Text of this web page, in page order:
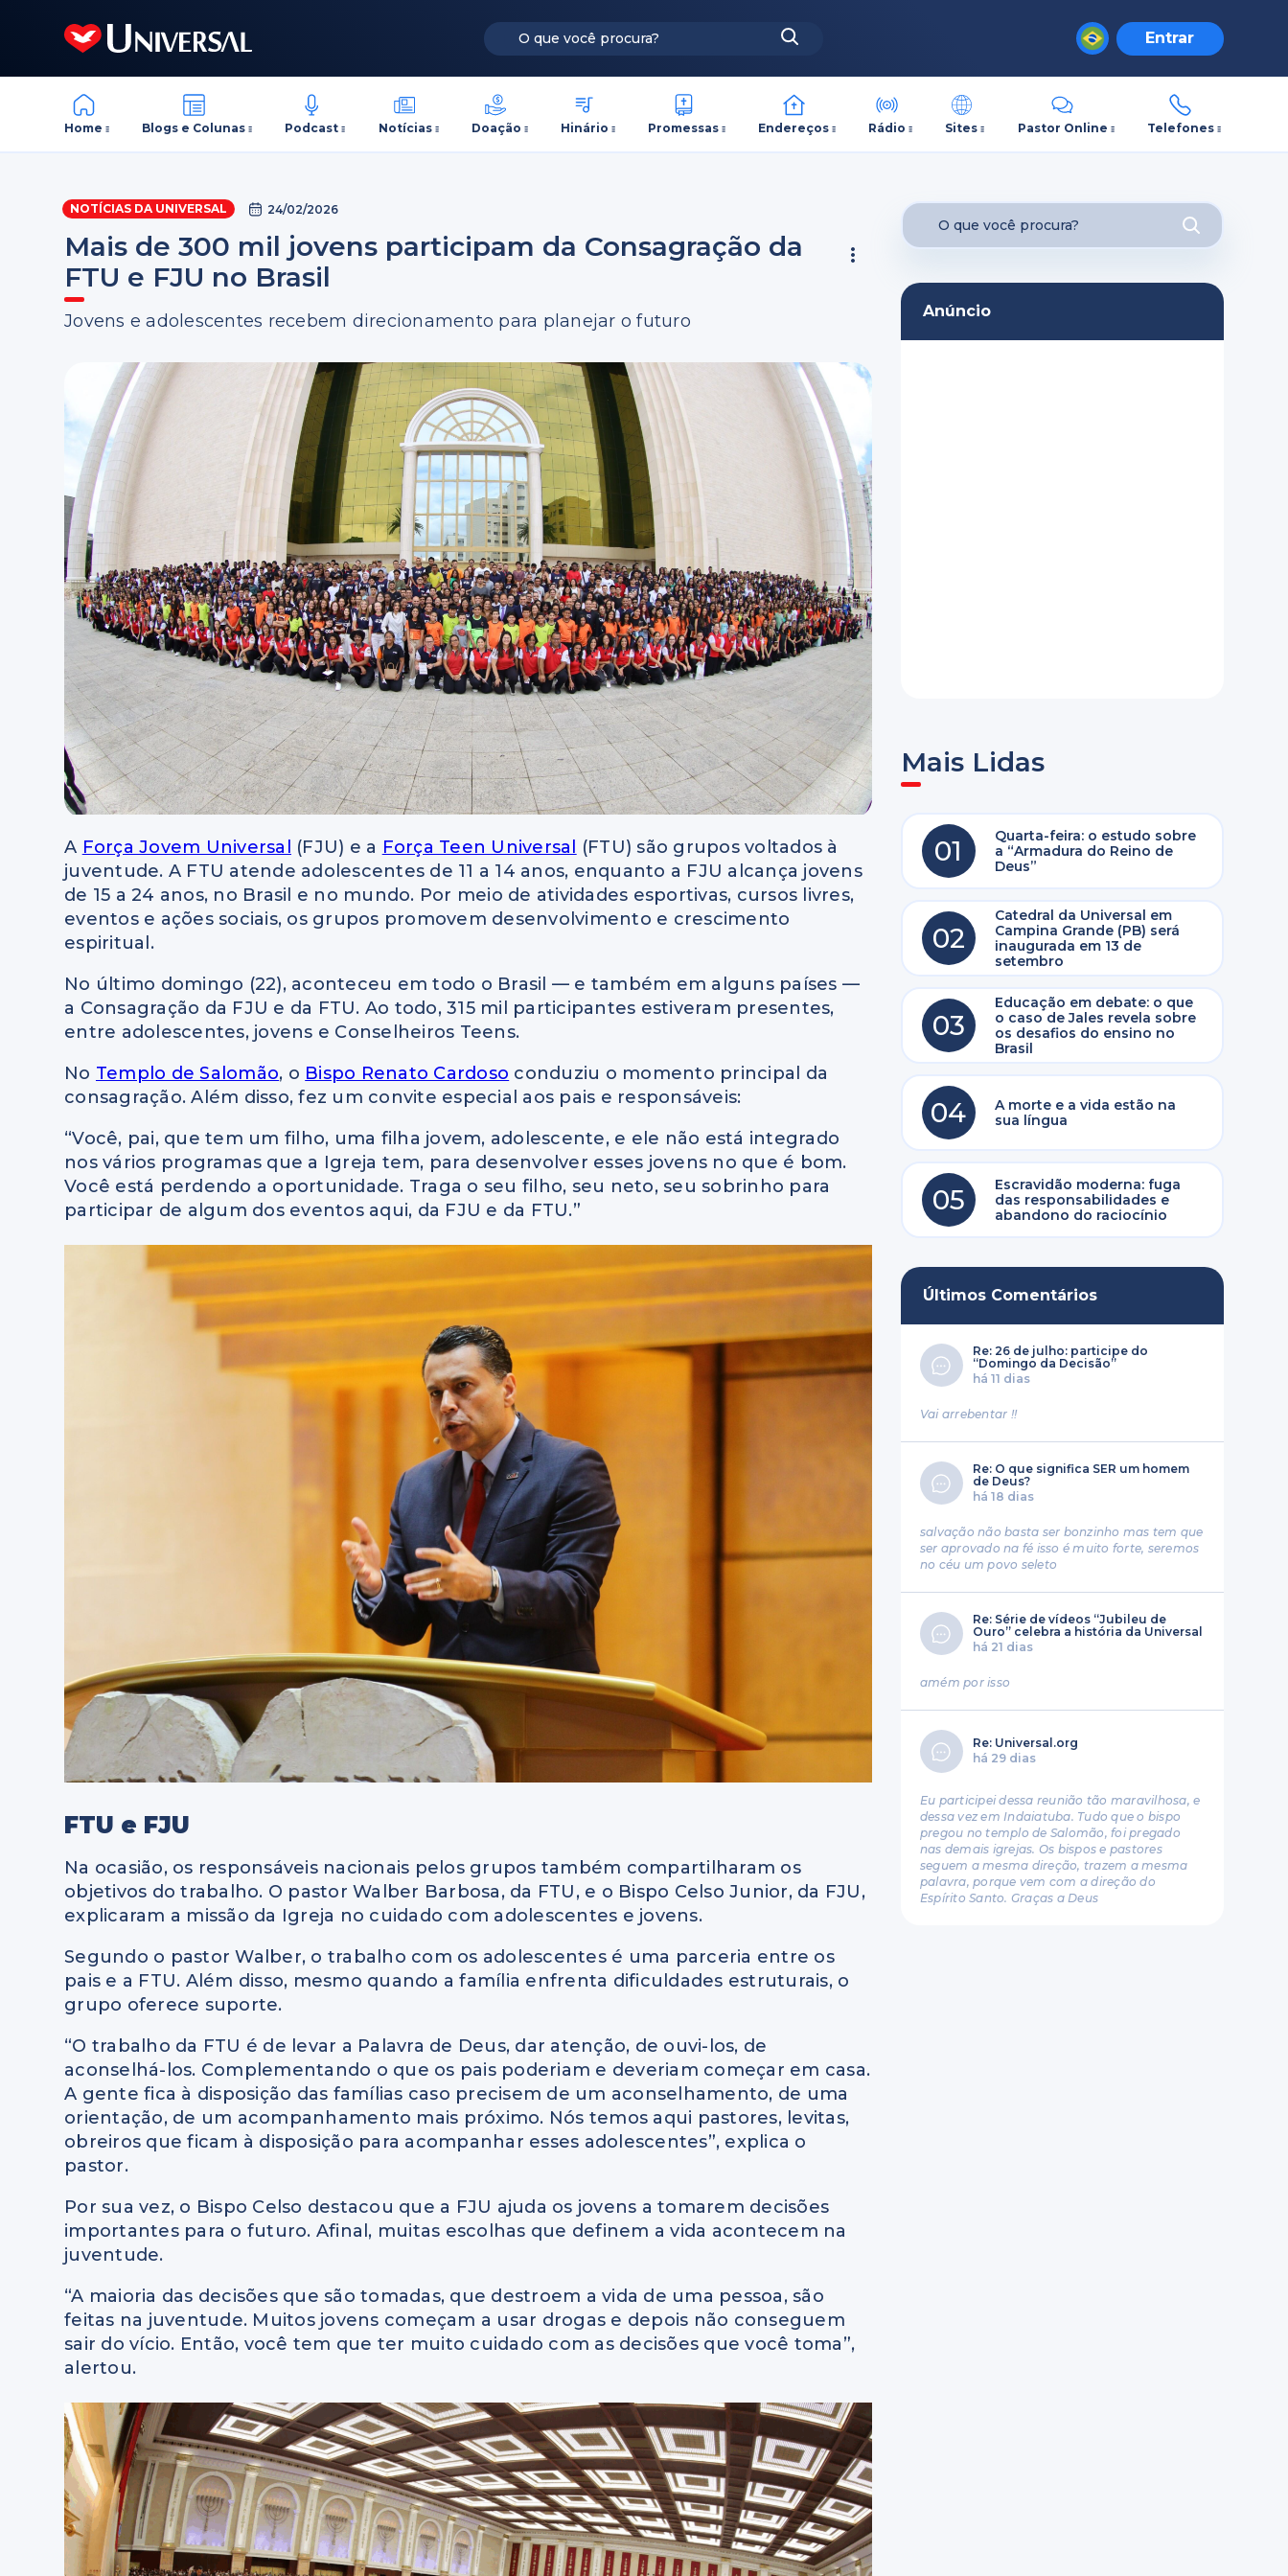
Entrar
Home Blogs e Colunas Podcast Notícias Doação Hinário Promessas Endereços Rádio Sites Pastor Online Telefones
NOTÍCIAS DA UNIVERSAL 24/02/2026
Mais de 300 mil jovens participam da Consagração da
FTU e FJU no Brasil
Jovens e adolescentes recebem direcionamento para planejar o futuro
A Força Jovem Universal (FJU) e a Força Teen Universal
(FTU) são grupos voltados à
juventude. A FTU atende adolescentes de 11 a 14 anos, enquanto a FJU alcança jovens
de 15 a 24 anos, no Brasil e no mundo. Por meio de atividades esportivas, cursos livres,
eventos e ações sociais, os grupos promovem desenvolvimento e crescimento
espiritual.
No último domingo (22), aconteceu em todo o Brasil — e também em alguns países —
a Consagração da FJU e da FTU. Ao todo, 315 mil participantes estiveram presentes,
entre adolescentes, jovens e Conselheiros Teens.
No Templo de Salomão, o Bispo Renato Cardoso conduziu o momento principal da
consagração. Além disso, fez um convite especial aos pais e responsáveis:
“Você, pai, que tem um filho, uma filha jovem, adolescente, e ele não está integrado
nos vários programas que a Igreja tem, para desenvolver esses jovens no que é bom.
Você está perdendo a oportunidade. Traga o seu filho, seu neto, seu sobrinho para
participar de algum dos eventos aqui, da FJU e da FTU.”
FTU e FJU
Na ocasião, os responsáveis nacionais pelos grupos também compartilharam os
objetivos do trabalho. O pastor Walber Barbosa, da FTU, e o Bispo Celso Junior, da FJU,
explicaram a missão da Igreja no cuidado com adolescentes e jovens.
Segundo o pastor Walber, o trabalho com os adolescentes é uma parceria entre os
pais e a FTU. Além disso, mesmo quando a família enfrenta dificuldades estruturais, o
grupo oferece suporte.
“O trabalho da FTU é de levar a Palavra de Deus, dar atenção, de ouvi-los, de
aconselhá-los. Complementando o que os pais poderiam e deveriam começar em casa.
A gente fica à disposição das famílias caso precisem de um aconselhamento, de uma
orientação, de um acompanhamento mais próximo. Nós temos aqui pastores, levitas,
obreiros que ficam à disposição para acompanhar esses adolescentes”, explica o
pastor.
Por sua vez, o Bispo Celso destacou que a FJU ajuda os jovens a tomarem decisões
importantes para o futuro. Afinal, muitas escolhas que definem a vida acontecem na
juventude.
“A maioria das decisões que são tomadas, que destroem a vida de uma pessoa, são
feitas na juventude. Muitos jovens começam a usar drogas e depois não conseguem
sair do vício. Então, você tem que ter muito cuidado com as decisões que você toma”,
alertou.
Anúncio
Mais Lidas
01
Quarta-feira: o estudo sobre
a “Armadura do Reino de
Deus”
02
Catedral da Universal em
Campina Grande (PB) será
inaugurada em 13 de
setembro
03
Educação em debate: o que
o caso de Jales revela sobre
os desafios do ensino no
Brasil
04
A morte e a vida estão na
sua língua
05
Escravidão moderna: fuga
das responsabilidades e
abandono do raciocínio
Últimos Comentários
Re: 26 de julho: participe do
“Domingo da Decisão”
há 11 dias
Vai arrebentar !!
Re: O que significa SER um homem
de Deus?
há 18 dias
salvação não basta ser bonzinho mas tem que
ser aprovado na fé isso é muito forte, seremos
no céu um povo seleto
Re: Série de vídeos “Jubileu de
Ouro” celebra a história da Universal
há 21 dias
amém por isso
Re: Universal.org
há 29 dias
Eu participei dessa reunião tão maravilhosa, e
dessa vez em Indaiatuba. Tudo que o bispo
pregou no templo de Salomão, foi pregado
nas demais igrejas. Os bispos e pastores
seguem a mesma direção, trazem a mesma
palavra, porque vem com a direção do
Espírito Santo. Graças a Deus